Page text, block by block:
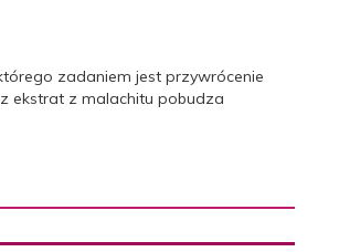
zadaniem jest przywrócenie
ekstrat z malachitu pobudza